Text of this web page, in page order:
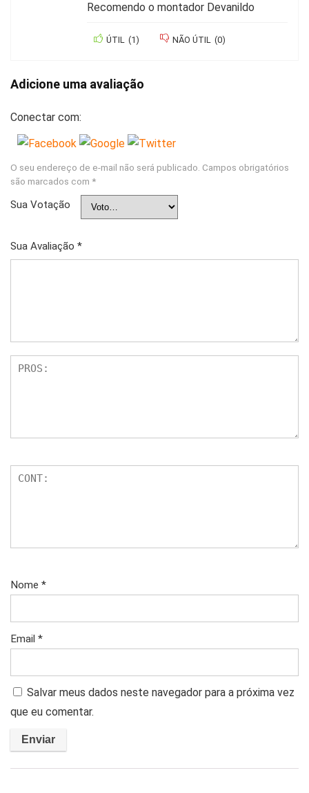
Recomendo o montador Devanildo
ÚTIL (1) NÃO ÚTIL (0)
Adicione uma avaliação
Conectar com:
O seu endereço de e-mail não será publicado. Campos obrigatórios
são marcados com *
Sua Votação
Sua Avaliação *
Nome *
Email *
Salvar meus dados neste navegador para a próxima vez
que eu comentar.